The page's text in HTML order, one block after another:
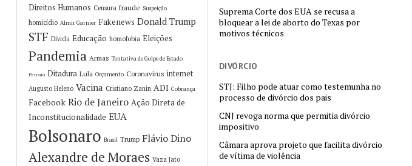
Suprema Corte dos EUA se recusa a
bloquear a lei de aborto do Texas por
motivos técnicos
DIVÓRCIO
STJ: Filho pode atuar como testemunha no
processo de divórcio dos pais
CNJ revoga norma que permitia divórcio
impositivo
Câmara aprova projeto que facilita divórcio
de vítima de violência
Direitos Humanos Censura fraude Suspeição
homicídio Almir Garnier Fakenews Donald Trump
STF Dívida Educação homofobia Eleições
Pandemia Armas Tentativa de Golpe de Estado
Pensão Ditadura Lula Orçamento Coronavírus internet
Augusto Heleno Vacina Cristiano Zanin ADI Cobrança
Facebook Rio de Janeiro Ação Direta de
Inconstitucionalidade EUA
Bolsonaro Brasil Trump Flávio Dino
Alexandre de Moraes Vaza Jato